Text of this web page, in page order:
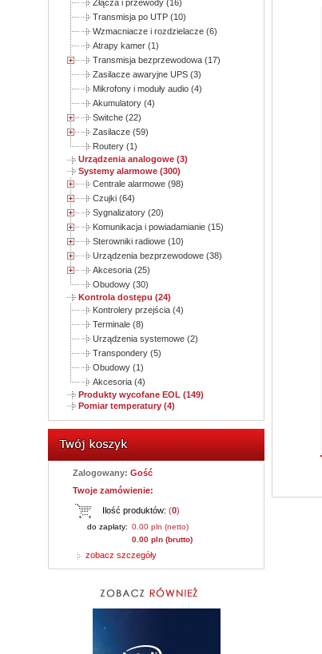
Złącza i przewody (16)
Transmisja po UTP (10)
Wzmacniacze i rozdzielacze (6)
Atrapy kamer (1)
Transmisja bezprzewodowa (17)
Zasilacze awaryjne UPS (3)
Mikrofony i moduły audio (4)
Akumulatory (4)
Switche (22)
Zasilacze (59)
Routery (1)
Urządzenia analogowe (3)
Systemy alarmowe (300)
Centrale alarmowe (98)
Czujki (64)
Sygnalizatory (20)
Komunikacja i powiadamianie (15)
Sterowniki radiowe (10)
Urządzenia bezprzewodowe (38)
Akcesoria (25)
Obudowy (30)
Kontrola dostępu (24)
Kontrolery przejścia (4)
Terminale (8)
Urządzenia systemowe (2)
Transpondery (5)
Obudowy (1)
Akcesoria (4)
Produkty wycofane EOL (149)
Pomiar temperatury (4)
Zalogowany: Gość
Twoje zamówienie:
Ilość produktów: (0)
do zapłaty: 0.00 pln (netto)
0.00 pln (brutto)
zobacz szczegóły